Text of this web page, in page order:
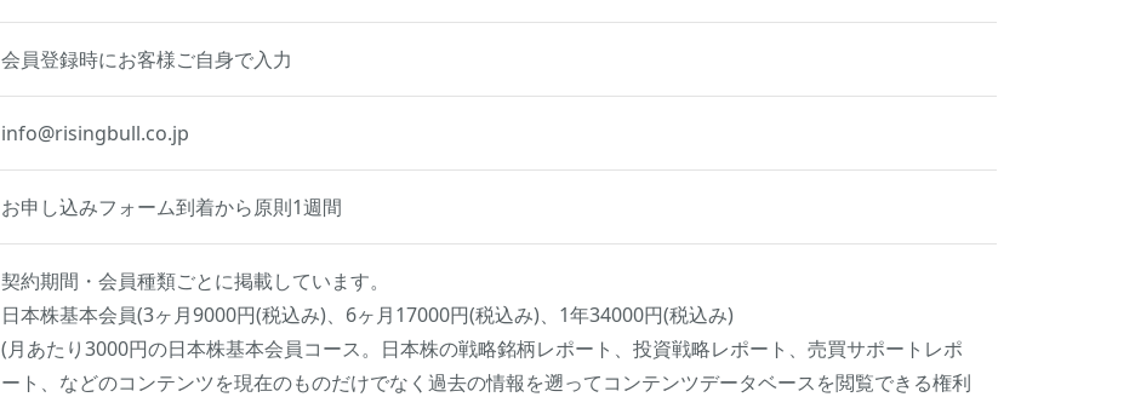
会員登録時にお客様ご自身で入力
info@risingbull.co.jp
お申し込みフォーム到着から原則1週間
契約期間・会員種類ごとに掲載しています。
日本株基本会員(3ヶ月9000円(税込み)、6ヶ月17000円(税込み)、1年34000円(税込み)
(月あたり3000円の日本株基本会員コース。日本株の戦略銘柄レポート、投資戦略レポート、売買サポートレポ
ート、などのコンテンツを現在のものだけでなく過去の情報を遡ってコンテンツデータベースを閲覧できる権利